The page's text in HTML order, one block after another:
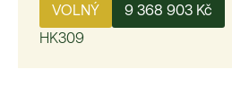
VOLNÝ
9 368 903 Kč
HK309